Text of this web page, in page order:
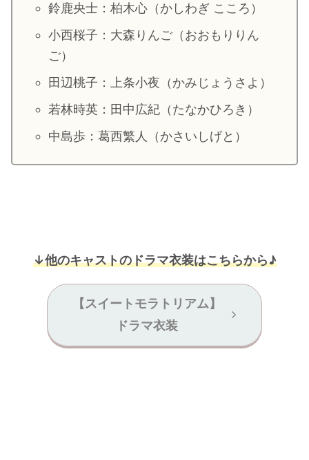
鈴鹿央士：柏木心（かしわぎ こころ）
小西桜子：大森りんご（おおもりりん
ご）
田辺桃子：上条小夜（かみじょうさよ）
若林時英：田中広紀（たなかひろき）
中島歩：葛西繁人（かさいしげと）
↓他のキャストのドラマ衣装はこちらから♪
【スイートモラトリアム】
ドラマ衣装